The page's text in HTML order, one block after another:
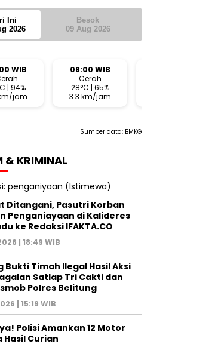
Ini
2026
Besok
09 Aug 2026
WIB
| 94%
jam
08:00 WIB
Cerah
28°C | 65%
3.3 km/jam
Sumber data: BMKG
& KRIMINAL
Ditangani, Pasutri Korban
Penganiayaan di Kalideres
ke Redaksi IFAKTA.CO
| 18:49 WIB
Bukti Timah Ilegal Hasil Aksi
Satlap Tri Cakti dan
Polres Belitung
| 15:19 WIB
Polisi Amankan 12 Motor
Hasil Curian